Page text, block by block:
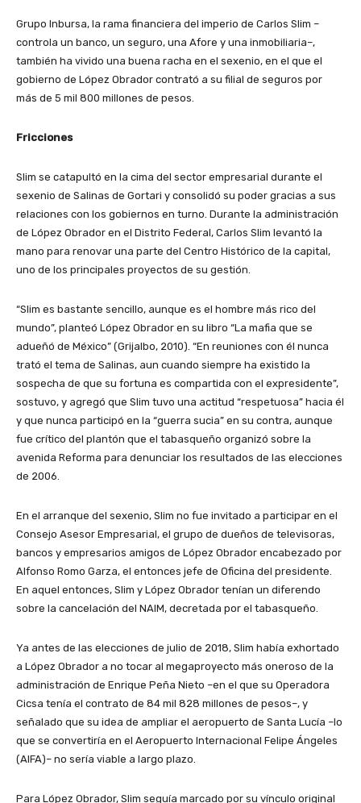
Grupo Inbursa, la rama financiera del imperio de Carlos Slim –
controla un banco, un seguro, una Afore y una inmobiliaria–,
también ha vivido una buena racha en el sexenio, en el que el
gobierno de López Obrador contrató a su filial de seguros por
más de 5 mil 800 millones de pesos.
Fricciones
Slim se catapultó en la cima del sector empresarial durante el
sexenio de Salinas de Gortari y consolidó su poder gracias a sus
relaciones con los gobiernos en turno. Durante la administración
de López Obrador en el Distrito Federal, Carlos Slim levantó la
mano para renovar una parte del Centro Histórico de la capital,
uno de los principales proyectos de su gestión.
“Slim es bastante sencillo, aunque es el hombre más rico del
mundo”, planteó López Obrador en su libro “La mafia que se
adueñó de México” (Grijalbo, 2010). “En reuniones con él nunca
trató el tema de Salinas, aun cuando siempre ha existido la
sospecha de que su fortuna es compartida con el expresidente”,
sostuvo, y agregó que Slim tuvo una actitud “respetuosa” hacia él
y que nunca participó en la “guerra sucia” en su contra, aunque
fue crítico del plantón que el tabasqueño organizó sobre la
avenida Reforma para denunciar los resultados de las elecciones
de 2006.
En el arranque del sexenio, Slim no fue invitado a participar en el
Consejo Asesor Empresarial, el grupo de dueños de televisoras,
bancos y empresarios amigos de López Obrador encabezado por
Alfonso Romo Garza, el entonces jefe de Oficina del presidente.
En aquel entonces, Slim y López Obrador tenían un diferendo
sobre la cancelación del NAIM, decretada por el tabasqueño.
Ya antes de las elecciones de julio de 2018, Slim había exhortado
a López Obrador a no tocar al megaproyecto más oneroso de la
administración de Enrique Peña Nieto –en el que su Operadora
Cicsa tenía el contrato de 84 mil 828 millones de pesos–, y
señalado que su idea de ampliar el aeropuerto de Santa Lucía –lo
que se convertiría en el Aeropuerto Internacional Felipe Ángeles
(AIFA)– no sería viable a largo plazo.
Para López Obrador, Slim seguía marcado por su vínculo original